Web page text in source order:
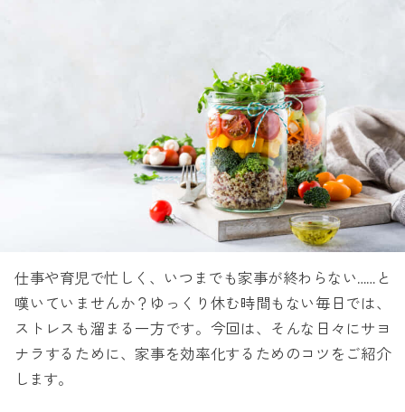
仕事や育児で忙しく、いつまでも家事が終わらない……と
嘆いていませんか？ゆっくり休む時間もない毎日では、
ストレスも溜まる一方です。今回は、そんな日々にサヨ
ナラするために、家事を効率化するためのコツをご紹介
します。